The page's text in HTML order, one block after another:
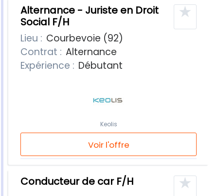
Alternance - Juriste en Droit
Social F/H
★
Lieu : Courbevoie (92)
Contrat : Alternance
Expérience : Débutant
Voir l'offre
Keolis
Conducteur de car F/H ★